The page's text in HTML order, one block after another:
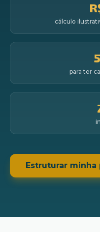
cálculo
para ter
Estruturar